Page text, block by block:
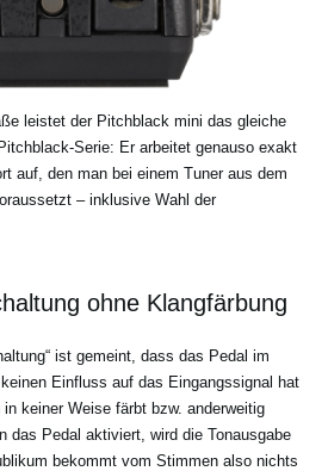
leistet der Pitchblack mini das gleiche
Serie: Er arbeitet genauso exakt
auf, den man bei einem Tuner aus dem
– inklusive Wahl der
ohne Klangfärbung
ist gemeint, dass das Pedal im
Einfluss auf das Eingangssignal hat
keiner Weise färbt bzw. anderweitig
das Pedal aktiviert, wird die Tonausgabe
bekommt vom Stimmen also nichts